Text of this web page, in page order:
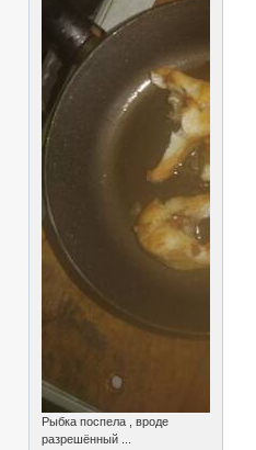
Рыбка поспела , вроде
разрешённый ...